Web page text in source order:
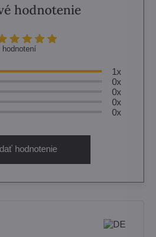
hodnotenie
hodnotení
1x
0x
0x
0x
0x
hodnotenie